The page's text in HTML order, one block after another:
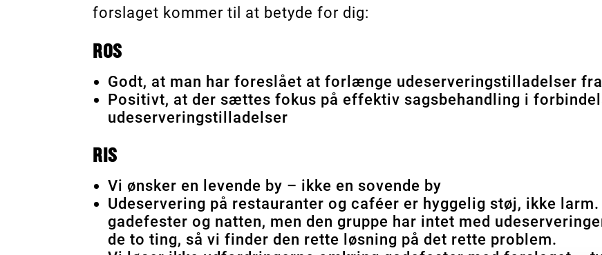
forslaget kommer til at betyde for dig:
ROS
Godt, at man har foreslået at forlænge udeserveringstilladelser
Positivt, at der sættes fokus på effektiv sagsbehandling i
udeserveringstilladelser
RIS
Vi ønsker en levende by – ikke en sovende by
Udeservering på restauranter og caféer er hyggelig støj, ikke
gadefester og natten, men den gruppe har intet med
de to ting, så vi finder den rette løsning på det rette problem.